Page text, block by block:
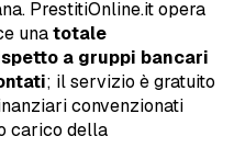
PrestitiOnline.it opera
unatotale
a gruppi bancari
; il servizio è gratuito
convenzionati
carico della